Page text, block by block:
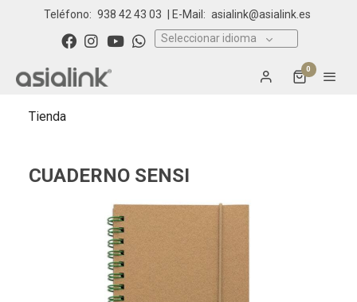
Teléfono: 938 42 43 03 | E-Mail: asialink@asialink.es
Seleccionar idioma
0
Tienda
CUADERNO SENSI